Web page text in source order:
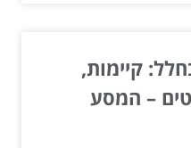
קיימות,
– המסע